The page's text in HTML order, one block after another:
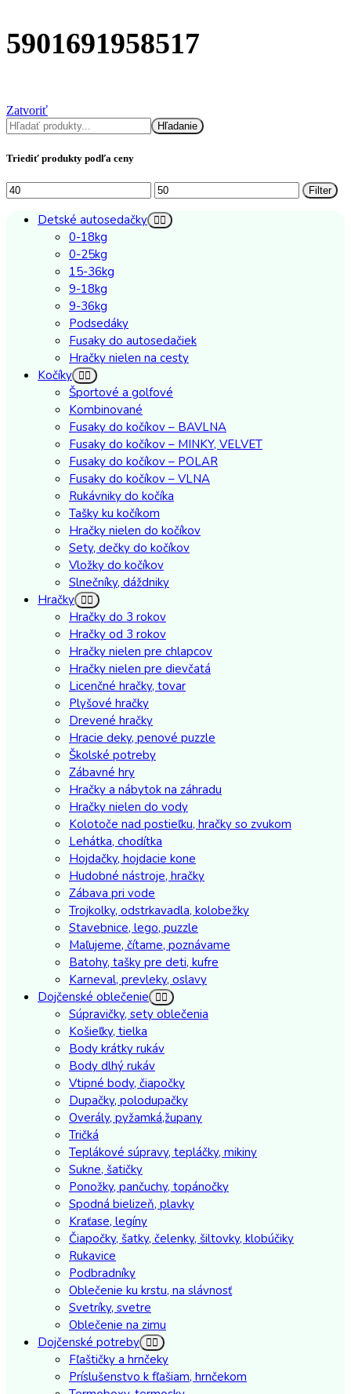
5901691958517
Zatvoriť
Hľadať
Hľadanie
Triediť produkty podľa ceny
Minimálna
cena
Maximálna
cena
Filter
Detské autosedačky
0-18kg
0-25kg
15-36kg
9-18kg
9-36kg
Podsedáky
Fusaky do autosedačiek
Hračky nielen na cesty
Kočíky
Športové a golfové
Kombinované
Fusaky do kočíkov – BAVLNA
Fusaky do kočíkov – MINKY, VELVET
Fusaky do kočíkov – POLAR
Fusaky do kočíkov – VLNA
Rukávniky do kočíka
Tašky ku kočíkom
Hračky nielen do kočíkov
Sety, dečky do kočíkov
Vložky do kočíkov
Slnečníky, dáždniky
Hračky
Hračky do 3 rokov
Hračky od 3 rokov
Hračky nielen pre chlapcov
Hračky nielen pre dievčatá
Licenčné hračky, tovar
Plyšové hračky
Drevené hračky
Hracie deky, penové puzzle
Školské potreby
Zábavné hry
Hračky a nábytok na záhradu
Hračky nielen do vody
Kolotoče nad postieľku, hračky so zvukom
Lehátka, chodítka
Hojdačky, hojdacie kone
Hudobné nástroje, hračky
Zábava pri vode
Trojkolky, odstrkavadla, kolobežky
Stavebnice, lego, puzzle
Maľujeme, čítame, poznávame
Batohy, tašky pre deti, kufre
Karneval, prevleky, oslavy
Dojčenské oblečenie
Súpravičky, sety oblečenia
Košieľky, tielka
Body krátky rukáv
Body dlhý rukáv
Vtipné body, čiapočky
Dupačky, polodupačky
Overály, pyžamká,župany
Tričká
Teplákové súpravy, tepláčky, mikiny
Sukne, šatičky
Ponožky, pančuchy, topánočky
Spodná bielizeň, plavky
Kraťase, legíny
Čiapočky, šatky, čelenky, šiltovky, klobúčiky
Rukavice
Podbradníky
Oblečenie ku krstu, na slávnosť
Svetríky, svetre
Oblečenie na zimu
Dojčenské potreby
Fľaštičky a hrnčeky
Príslušenstvo k fľašiam, hrnčekom